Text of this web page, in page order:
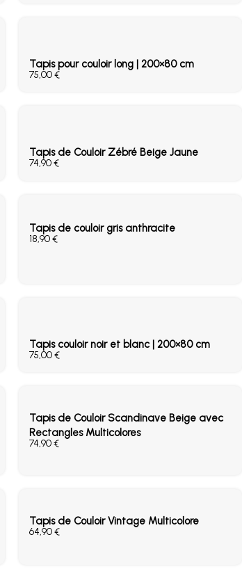
Tapis pour couloir long | 200×80 cm
€
Tapis de Couloir Zébré Beige Jaune
€
Tapis de couloir gris anthracite
€
Tapis couloir noir et blanc | 200×80 cm
€
Tapis de Couloir Scandinave Beige avec
Rectangles Multicolores
€
Tapis de Couloir Vintage Multicolore
€